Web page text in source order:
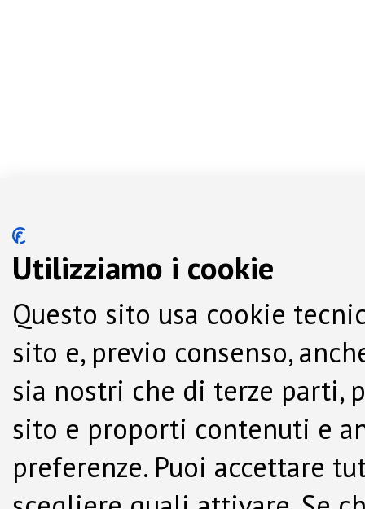
Utilizziamo i cookie
Questo sito usa cookie
sito e, previo consenso,
sia nostri che di terze parti,
sito e proporti contenuti e
preferenze. Puoi accettare